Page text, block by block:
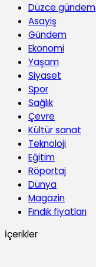
Düzce gündem
Asayiş
Gündem
Ekonomi
Yaşam
Siyaset
Spor
Sağlık
Çevre
Kültür sanat
Teknoloji
Eğitim
Röportaj
Dünya
Magazin
Fındık fiyatları
İçerikler